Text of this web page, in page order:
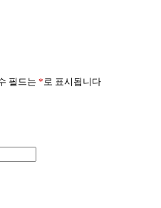
필드는 * 로 표시됩니다